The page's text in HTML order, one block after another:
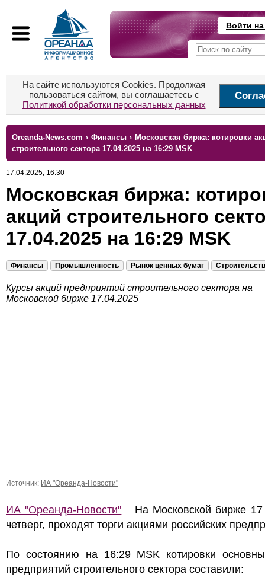
Войти
На сайте используются Cookies. Продолжая
пользоваться сайтом, вы соглашаетесь с
Политикой обработки персональных данных
Oreanda-News.com › Финансы › Московская биржа: котировки
строительного сектора 17.04.2025 на 16:29 MSK
17.04.2025, 16:30
Московская биржа:
акций строительного
17.04.2025 на 16:29 MSK
Финансы Промышленность Рынок ценных бумаг
Курсы акций предприятий строительного сектора на
Московской бирже 17.04.2025
Источник: ИА "Ореанда-Новости"
ИА "Ореанда-Новости" На Московской бирже 17
четверг, проходят торги акциями российских
По состоянию на 16:29 MSK котировки
предприятий строительного сектора составили: